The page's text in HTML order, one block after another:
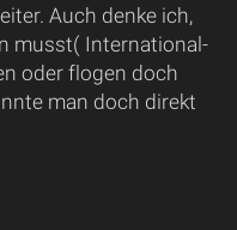
Auch denke ich,
musst( International-
oder flogen doch
man doch direkt